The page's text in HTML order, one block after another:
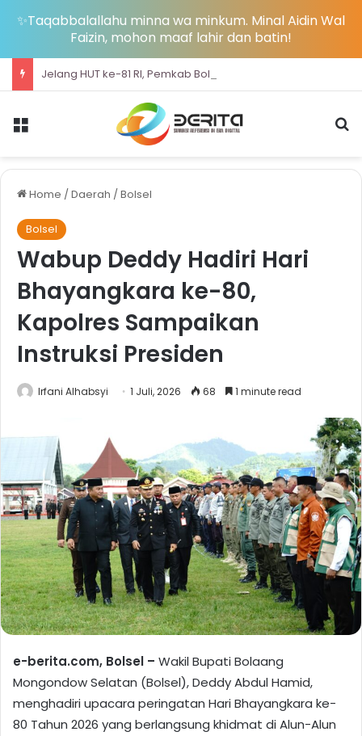
✨Taqabbalallahu minna wa minkum. Minal Aidin Wal
Faizin, mohon maaf lahir dan batin!
Home / Daerah / Bolsel
Bolsel
Wabup Deddy Hadiri Hari
Bhayangkara ke-80,
Kapolres Sampaikan
Instruksi Presiden
Irfani Alhabsyi 1 Juli, 2026 68 1 minute read
e-berita.com, Bolsel – Wakil Bupati Bolaang
Mongondow Selatan (Bolsel), Deddy Abdul Hamid,
menghadiri upacara peringatan Hari Bhayangkara ke-
80 Tahun 2026 yang berlangsung khidmat di Alun-Alun